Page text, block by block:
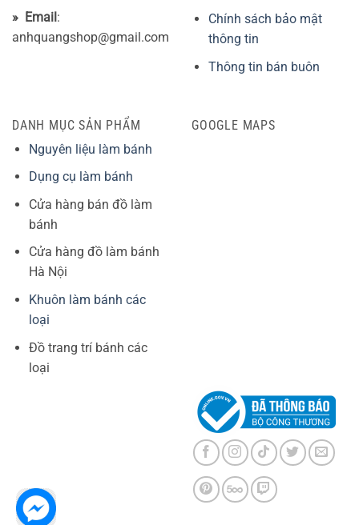
» Email :
anhquangshop@gmail.com
Chính sách bảo mật
thông tin
Thông tin bán buôn
DANH MỤC SẢN PHẨM
Nguyên liệu làm bánh
Dụng cụ làm bánh
Cửa hàng bán đồ làm
bánh
Cửa hàng đồ làm bánh
Hà Nội
Khuôn làm bánh các
loại
Đồ trang trí bánh các
loại
GOOGLE MAPS